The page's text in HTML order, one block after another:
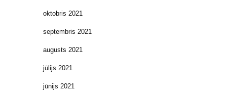
oktobris 2021
septembris 2021
augusts 2021
jūlijs 2021
jūnijs 2021